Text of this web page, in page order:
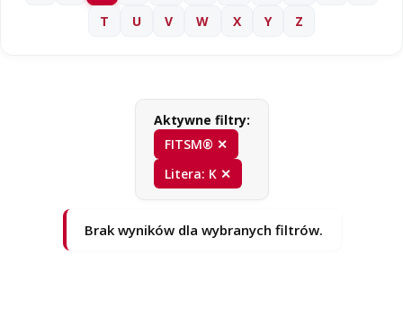
T
U V W X Y Z
Aktywne filtry:
FITSM® ✕
Litera: K ✕
Brak wyników dla wybranych filtrów.